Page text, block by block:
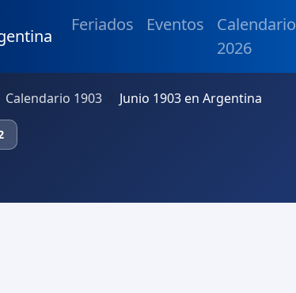
Feriados Eventos
Calendario
2026
Calendario 1903 Junio 1903 en Argentina